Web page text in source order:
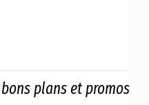
plans et promos